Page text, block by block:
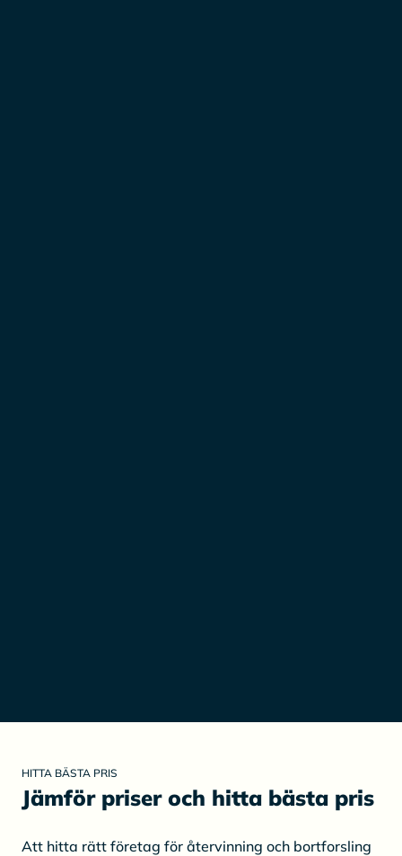
HITTA BÄSTA PRIS
Jämför priser och hitta bästa pris
Att hitta rätt företag för återvinning och bortforsling